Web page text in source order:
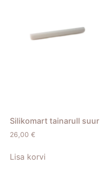
Silikomart tainarull suur
26,00 €
Lisa korvi